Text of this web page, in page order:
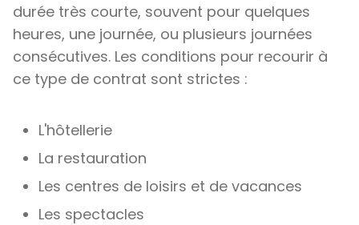
durée très courte, souvent pour quelques
heures, une journée, ou plusieurs journées
consécutives. Les conditions pour recourir à
ce type de contrat sont strictes :
L'hôtellerie
La restauration
Les centres de loisirs et de vacances
Les spectacles